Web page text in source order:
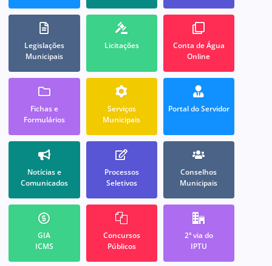
Legislações
Municipais
Licitações
Conta de Água
Online
Fichas e
Formulários
Serviços
Municipais
Portal do Servidor
Notícias e
Comunicados
Processos
Seletivos
Conselhos
Municipais
GIA
ICMS
Concursos
Públicos
2ª via do
IPTU